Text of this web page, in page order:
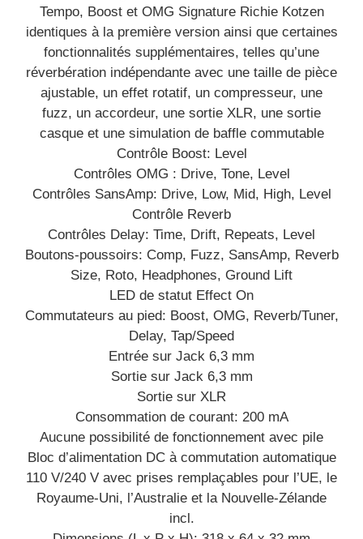
Tempo, Boost et OMG Signature Richie Kotzen
identiques à la première version ainsi que certaines
fonctionnalités supplémentaires, telles qu’une
réverbération indépendante avec une taille de pièce
ajustable, un effet rotatif, un compresseur, une
fuzz, un accordeur, une sortie XLR, une sortie
casque et une simulation de baffle commutable
Contrôle Boost: Level
Contrôles OMG : Drive, Tone, Level
Contrôles SansAmp: Drive, Low, Mid, High, Level
Contrôle Reverb
Contrôles Delay: Time, Drift, Repeats, Level
Boutons-poussoirs: Comp, Fuzz, SansAmp, Reverb
Size, Roto, Headphones, Ground Lift
LED de statut Effect On
Commutateurs au pied: Boost, OMG, Reverb/Tuner,
Delay, Tap/Speed
Entrée sur Jack 6,3 mm
Sortie sur Jack 6,3 mm
Sortie sur XLR
Consommation de courant: 200 mA
Aucune possibilité de fonctionnement avec pile
Bloc d’alimentation DC à commutation automatique
110 V/240 V avec prises remplaçables pour l’UE, le
Royaume-Uni, l’Australie et la Nouvelle-Zélande
incl.